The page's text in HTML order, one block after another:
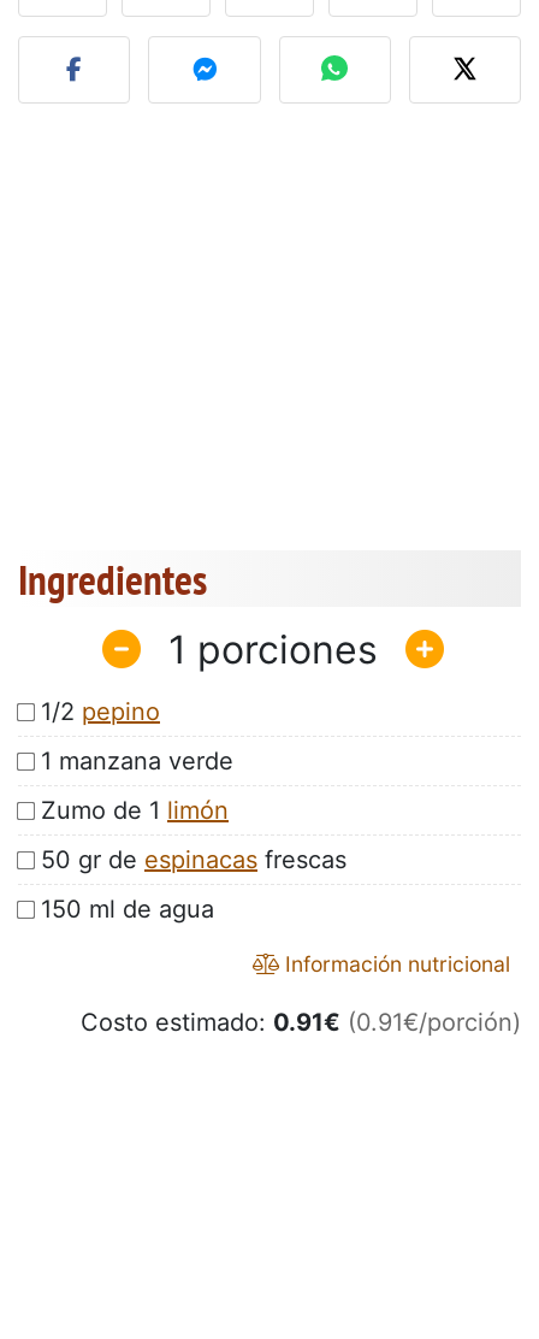
Publicar la foto de esta
Ingredientes
1
1/2 pepino
1 manzana verde
Zumo de 1 limón
50 gr de espinacas frescas
150 ml de agua
Información nutricional
Costo estimado: 0.91€ (0.91€/porción)